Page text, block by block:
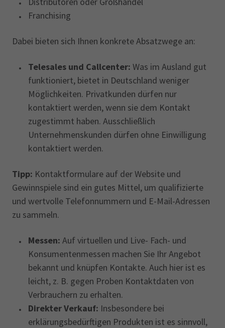
Franchising
Dabei bieten sich Ihnen konkrete Absatzwege an:
Telesales und Callcenter: Was im Ausland gut
funktioniert, bietet in Deutschland weniger
Möglichkeiten. Privatkunden dürfen nur
kontaktiert werden, wenn sie dem Kontakt
zugestimmt haben. Ausschließlich
Unternehmenskunden dürfen ohne Einwilligung
kontaktiert werden.
Tipp: Kontaktformulare auf der Website und
Gewinnspiele sind ein gutes Mittel, um qualifizierte
und wertvolle Telefonnummern und E-Mail-Adressen
zu sammeln.
Messen: Auf virtuellen und Live- Fach- und
Konsumentenmessen machen Sie Ihr Angebot
bekannt und knüpfen Kontakte. Auch hier ist es
leicht, z. B. gegen Proben Kontaktdaten von
Verbrauchern zu erhalten.
Direkter Verkauf: Insbesondere bei
erklärungsbedürftigen Produkten ist es sinnvoll,